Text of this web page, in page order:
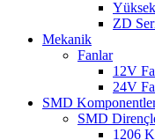
ZD
Mekanik
Fanlar
12V
24V
SMD
SMD
1206